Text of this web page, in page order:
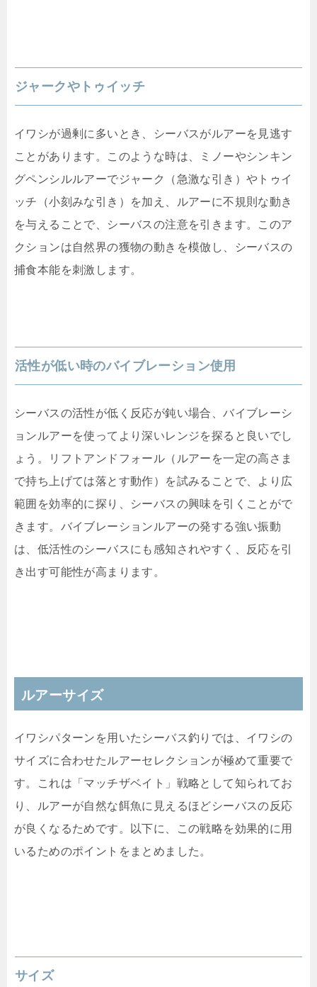
ジャークやトゥイッチ
イワシが過剰に多いとき、シーバスがルアーを見逃す
ことがあります。このような時は、ミノーやシンキン
グペンシルルアーでジャーク（急激な引き）やトゥイ
ッチ（小刻みな引き）を加え、ルアーに不規則な動き
を与えることで、シーバスの注意を引きます。このア
クションは自然界の獲物の動きを模倣し、シーバスの
捕食本能を刺激します。
活性が低い時のバイブレーション使用
シーバスの活性が低く反応が鈍い場合、バイブレーシ
ョンルアーを使ってより深いレンジを探ると良いでし
ょう。リフトアンドフォール（ルアーを一定の高さま
で持ち上げては落とす動作）を試みることで、より広
範囲を効率的に探り、シーバスの興味を引くことがで
きます。バイブレーションルアーの発する強い振動
は、低活性のシーバスにも感知されやすく、反応を引
き出す可能性が高まります。
ルアーサイズ
イワシパターンを用いたシーバス釣りでは、イワシの
サイズに合わせたルアーセレクションが極めて重要で
す。これは「マッチザベイト」戦略として知られてお
り、ルアーが自然な餌魚に見えるほどシーバスの反応
が良くなるためです。以下に、この戦略を効果的に用
いるためのポイントをまとめました。
サイズ